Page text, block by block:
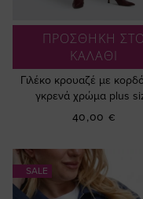
ΠΡΟΣΘΗΚΗ ΣΤΟ
ΚΑΛΑΘΙ
Γιλέκο κρουαζέ με
γκρενά χρώμα plus
40,00 €
SALE